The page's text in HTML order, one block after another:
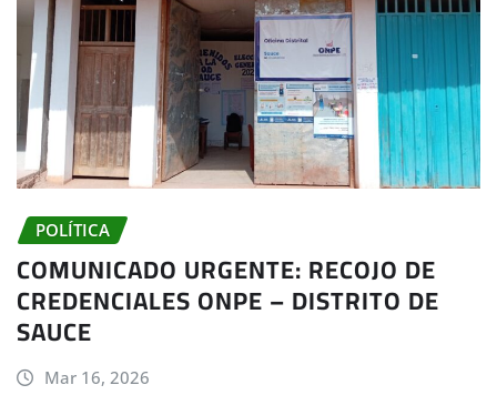
POLÍTICA
COMUNICADO URGENTE: RECOJO DE
CREDENCIALES ONPE – DISTRITO DE
SAUCE
Mar 16, 2026